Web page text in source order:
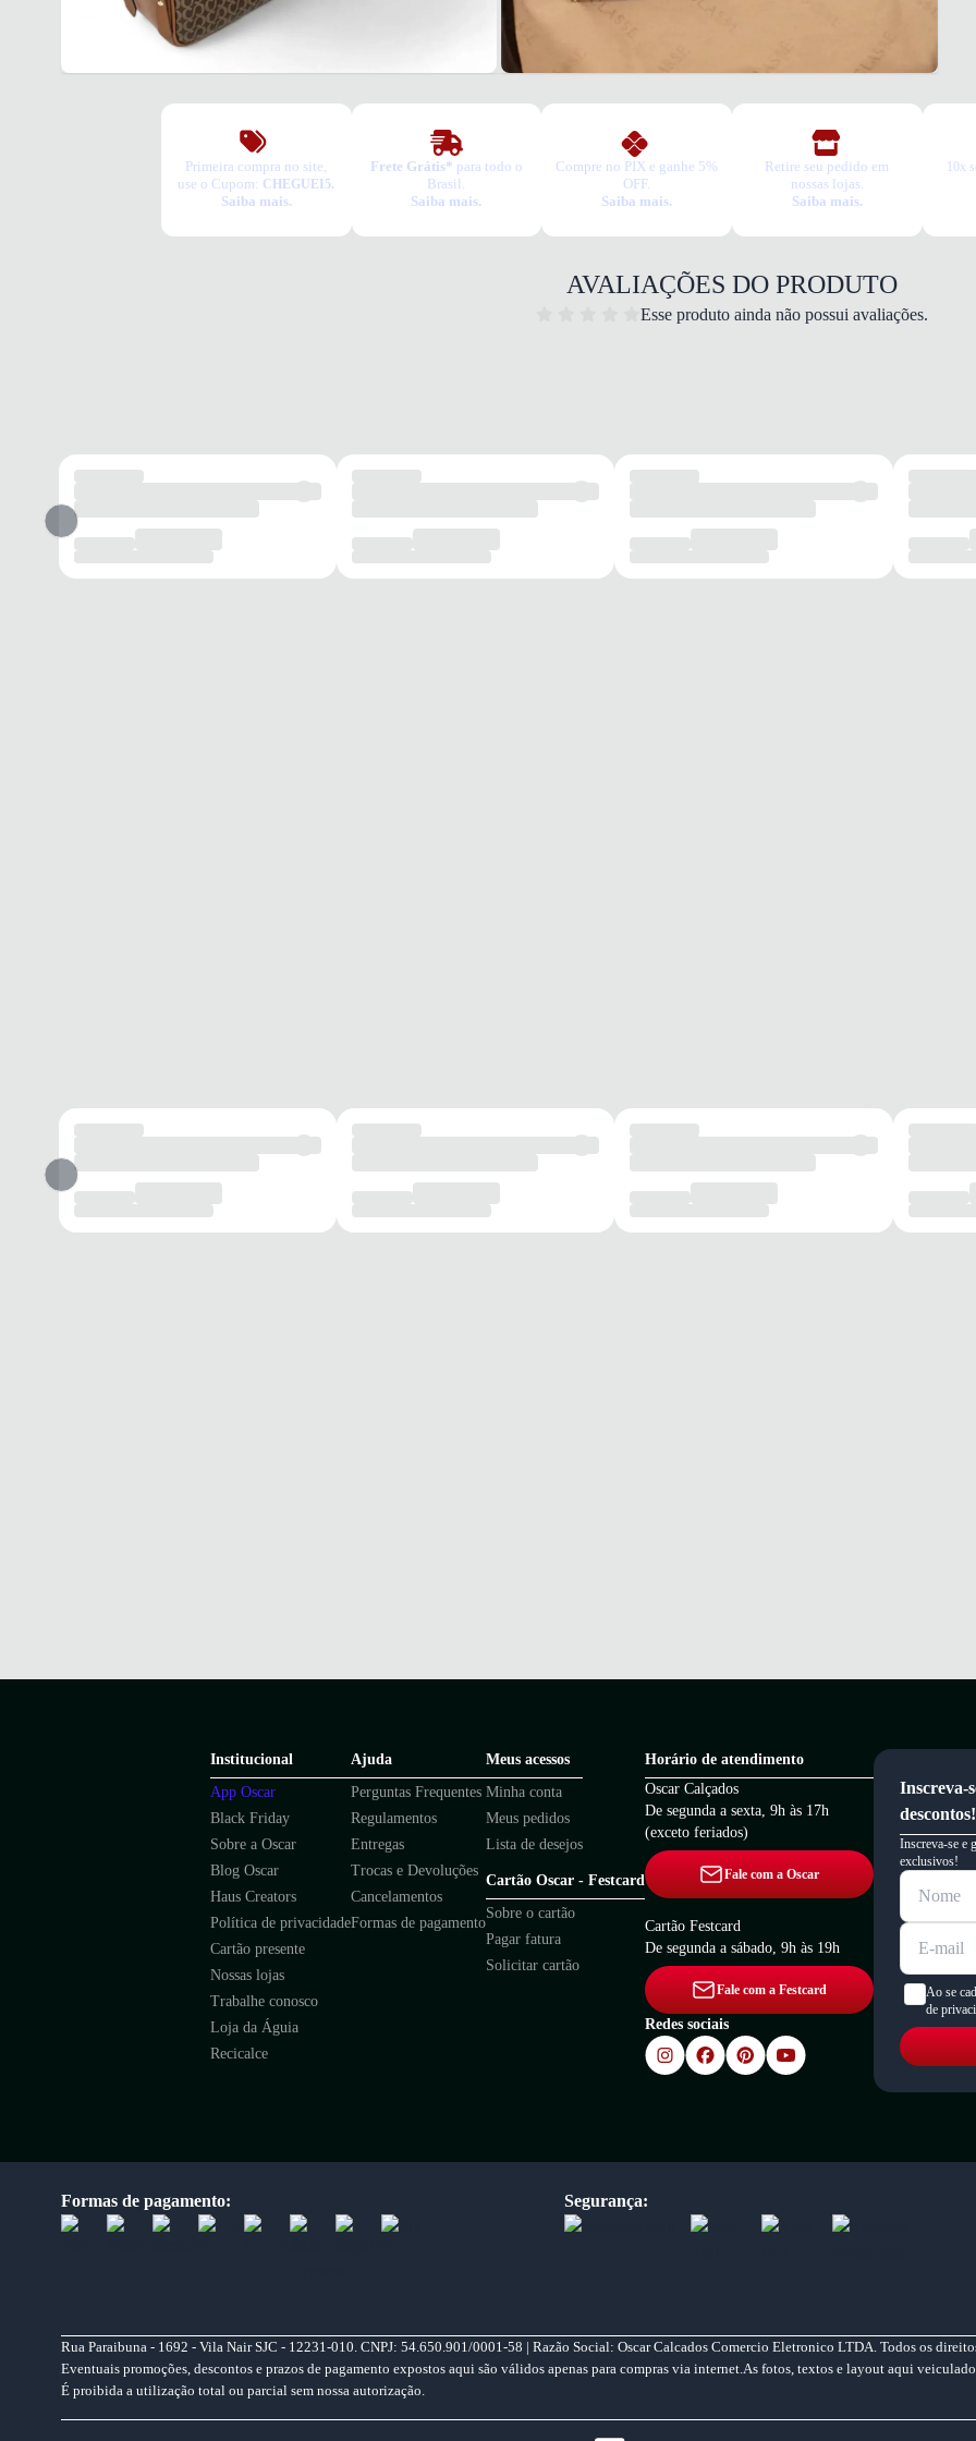
Primeira compra no site,
use o Cupom: CHEGUEI5.
Saiba mais.
Frete Grátis* para todo o
Brasil.
Saiba mais.
Compre no PIX e ganhe 5%
OFF.
Saiba mais.
Retire seu pedido em
nossas lojas.
Saiba mais.
10x
AVALIAÇÕES DO PRODUTO
Esse produto ainda não possui avaliações.
Institucional
App Oscar
Black Friday
Sobre a Oscar
Blog Oscar
Haus Creators
Política de privacidade
Cartão presente
Nossas lojas
Trabalhe conosco
Loja da Águia
Recicalce
Ajuda
Perguntas Frequentes
Regulamentos
Entregas
Trocas e Devoluções
Cancelamentos
Formas de pagamento
Meus acessos
Minha conta
Meus pedidos
Lista de desejos
Cartão Oscar - Festcard
Sobre o cartão
Pagar fatura
Solicitar cartão
Horário de atendimento
Oscar Calçados
De segunda a sexta, 9h às 17h
(exceto feriados)
Fale com a Oscar
Cartão Festcard
De segunda a sábado, 9h às 19h
Fale com a Festcard
Redes sociais
Inscreva-
descontos!
Inscreva-se e
exclusivos!
Ao se
de
Formas de pagamento: Segurança:
Rua Paraibuna - 1692 - Vila Nair SJC - 12231-010. CNPJ: 54.650.901/0001-58 | Razão Social: Oscar Calcados Comercio Eletronico LTDA. Todos os
Eventuais promoções, descontos e prazos de pagamento expostos aqui são válidos apenas para compras via internet.As fotos, textos e layout aqui
É proibida a utilização total ou parcial sem nossa autorização.